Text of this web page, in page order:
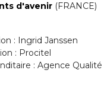
d'avenir (FRANCE)
: Ingrid Janssen
: Procitel
: Agence